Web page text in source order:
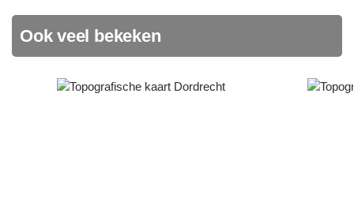
Ook veel bekeken